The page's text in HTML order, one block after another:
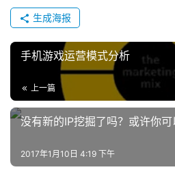
对
接
海
生成海报
手机游戏运营模式分析
上一篇
没有新的IP挖掘了吗？或许你可
2017年1月10日 4:19 下午